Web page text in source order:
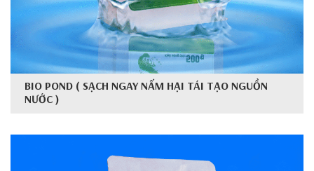
BIO POND ( SẠCH NGAY NẤM HẠI TÁI TẠO NGUỒN
NƯỚC )